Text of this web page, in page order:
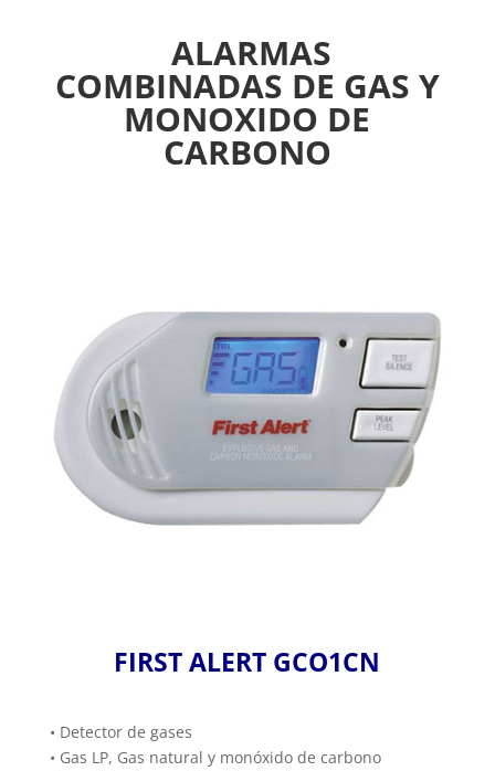
ALARMAS
COMBINADAS DE GAS Y
MONOXIDO DE
CARBONO
FIRST ALERT GCO1CN
• Detector de gases
• Gas LP, Gas natural y monóxido de carbono